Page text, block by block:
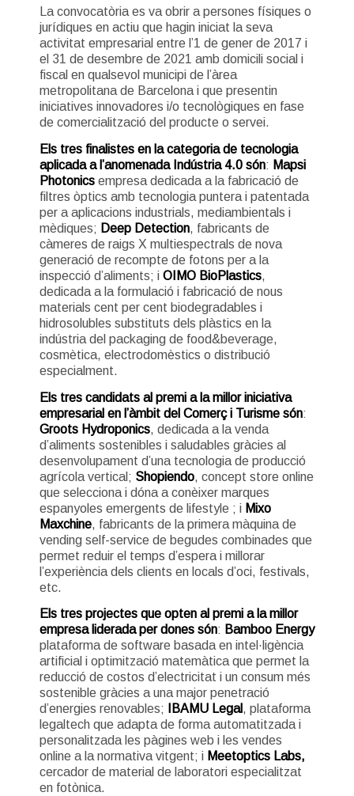
La convocatòria es va obrir a persones físiques o
jurídiques en actiu que hagin iniciat la seva
activitat empresarial entre l’1 de gener de 2017 i
el 31 de desembre de 2021 amb domicili social i
fiscal en qualsevol municipi de l’àrea
metropolitana de Barcelona i que presentin
iniciatives innovadores i/o tecnològiques en fase
de comercialització del producte o servei.
Els tres finalistes en la categoria de tecnologia
aplicada a l’anomenada Indústria 4.0 són: Mapsi
Photonicsempresa dedicada a la fabricació de
filtres òptics amb tecnologia puntera i patentada
per a aplicacions industrials, mediambientals i
mèdiques; Deep Detection, fabricants de
càmeres de raigs X multiespectrals de nova
generació de recompte de fotons per a la
inspecció d’aliments; i OIMO BioPlastics,
dedicada a la formulació i fabricació de nous
materials cent per cent biodegradables i
hidrosolubles substituts dels plàstics en la
indústria del packaging de food&beverage,
cosmètica, electrodomèstics o distribució
especialment.
Els tres candidats al premi a la millor iniciativa
empresarial en l’àmbit del Comerç i Turisme són:
Groots Hydroponics, dedicada a la venda
d’aliments sostenibles i saludables gràcies al
desenvolupament d’una tecnologia de producció
agrícola vertical; Shopiendo, concept store online
que selecciona i dóna a conèixer marques
espanyoles emergents de lifestyle ; i Mixo
Maxchine, fabricants de la primera màquina de
vending self-service de begudes combinades que
permet reduir el temps d’espera i millorar
l’experiència dels clients en locals d’oci, festivals,
etc.
Els tres projectes que opten al premi a la millor
empresa liderada per dones són: Bamboo Energy
plataforma de software basada en intel·ligència
artificial i optimització matemàtica que permet la
reducció de costos d’electricitat i un consum més
sostenible gràcies a una major penetració
d’energies renovables;
IBAMU Legal, plataforma
legaltech que adapta de forma automatitzada i
personalitzada les pàgines web i les vendes
online a la normativa vitgent; i Meetoptics Labs,
cercador de material de laboratori especialitzat
en fotònica.